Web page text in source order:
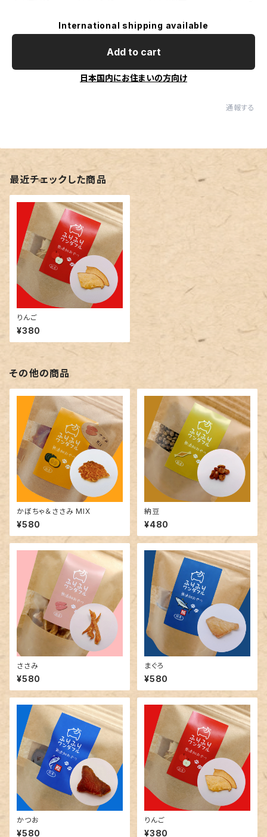
International shipping available
Add to cart
日本国内にお住まいの方向け
通報する
最近チェックした商品
りんご
¥380
その他の商品
かぼちゃ＆ささみ MIX
¥580
納豆
¥480
ささみ
¥580
まぐろ
¥580
かつお
¥580
りんご
¥380